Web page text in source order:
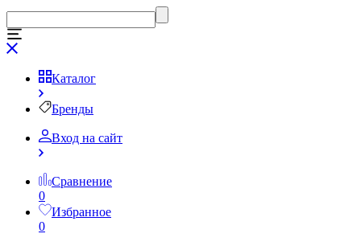
Каталог
Бренды
Вход на сайт
Сравнение
0
Избранное
0